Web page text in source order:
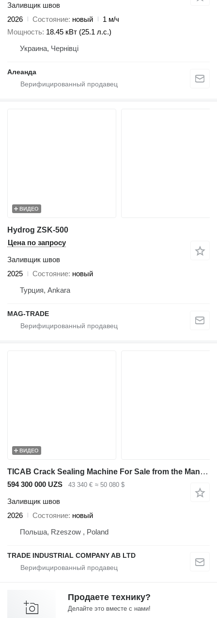
Заливщик швов
2026
Состояние новый
1 м/ч
Мощность 18.45 кВт (25.1 л.с.)
Украина, Чернівці
Алеанда
ВИДЕО
Hydrog ZSK-500
Цена по запросу
Заливщик швов
2025
Состояние новый
Турция, Ankara
MAG-TRADE
ВИДЕО
TICAB Crack Sealing Machine For Sale from the Manufacturer
594 300 000 UZS 43 340 € ≈ 50 080 $
Заливщик швов
2026
Состояние новый
Польша, Rzeszow , Poland
TRADE INDUSTRIAL COMPANY AB LTD
Продаете технику?
Делайте это вместе с нами!